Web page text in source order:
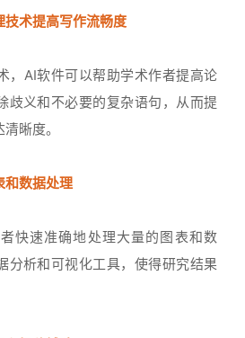
术提高写作流畅度
，AI软件可以帮助学术作者提高论
歧义和不必要的复杂语句，从而提
晰度。
和数据处理
快速准确地处理大量的图表和数
分析和可视化工具，使得研究结果